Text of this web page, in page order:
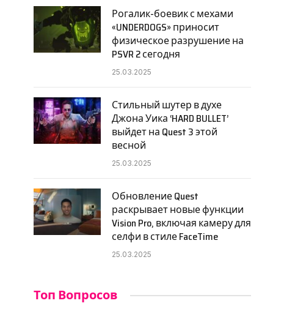
Рогалик-боевик с мехами
«UNDERDOGS» приносит
физическое разрушение на
PSVR 2 сегодня
25.03.2025
Стильный шутер в духе
Джона Уика ‘HARD BULLET’
выйдет на Quest 3 этой
весной
25.03.2025
Обновление Quest
раскрывает новые функции
Vision Pro, включая камеру для
селфи в стиле FaceTime
25.03.2025
Топ Вопросов